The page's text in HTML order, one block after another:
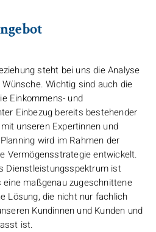
steht bei uns die Analyse
Wichtig sind auch die
Einkommens- und
Einbezug bereits bestehender
unseren Expertinnen und
wird im Rahmen der
Vermögensstrategie entwickelt.
Dienstleistungsspektrum ist
maßgenau zugeschnittene
Lösung, die nicht nur fachlich
Kundinnen und Kunden und
ist.